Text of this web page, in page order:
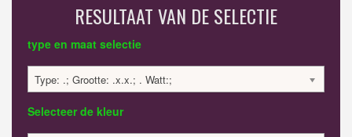
RESULTAAT VAN DE SELECTIE
type en maat selectie
Type: .; Grootte: .x.x.; . Watt:;
Selecteer de kleur